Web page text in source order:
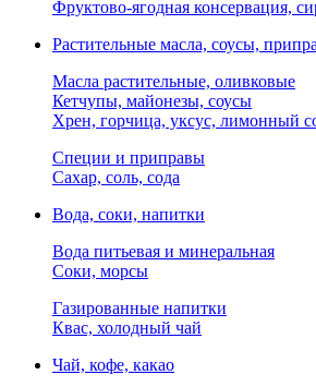
Фруктово-ягодная консервация,
Растительные масла, соусы,
Масла растительные, оливковые
Кетчупы, майонезы, соусы
Хрен, горчица, уксус, лимонный
Специи и приправы
Сахар, соль, сода
Вода, соки, напитки
Вода питьевая и минеральная
Соки, морсы
Газированные напитки
Квас, холодный чай
Чай, кофе, какао